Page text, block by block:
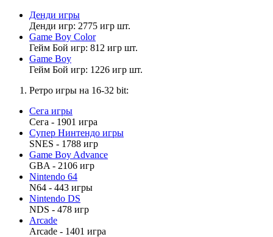
Денди игры
Денди игр: 2775 игр шт.
Game Boy Color
Гейм Бой игр: 812 игр шт.
Game Boy
Гейм Бой игр: 1226 игр шт.
Ретро игры на 16-32 bit:
Сега игры
Сега - 1901 игра
Супер Нинтендо игры
SNES - 1788 игр
Game Boy Advance
GBA - 2106 игр
Nintendo 64
N64 - 443 игры
Nintendo DS
NDS - 478 игр
Arcade
Arcade - 1401 игра